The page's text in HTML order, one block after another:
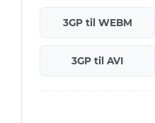
3GP til WEBM
3GP til AVI